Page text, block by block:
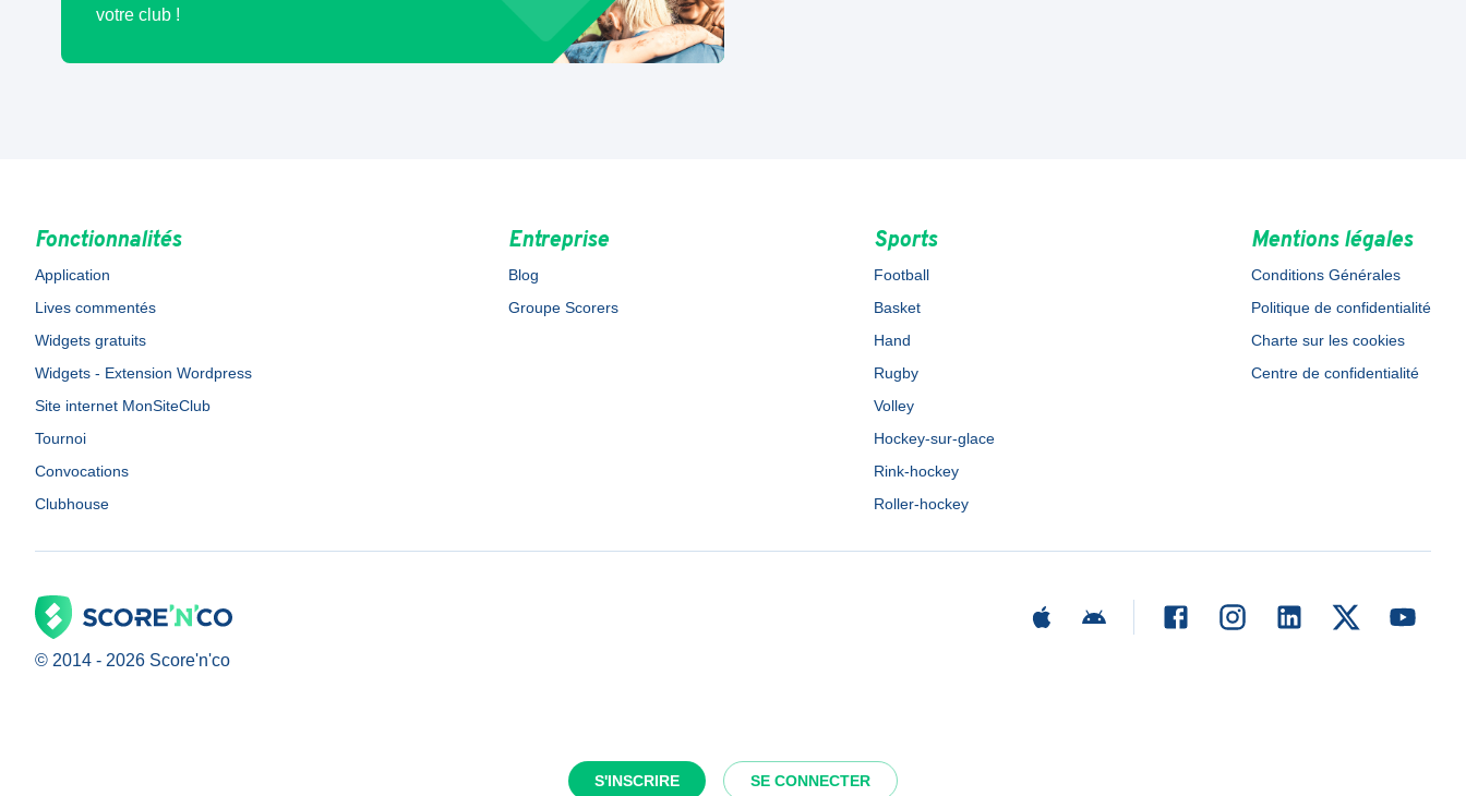
S'INSCRIRE SE CONNECTER
votre club !
Fonctionnalités
Application
Lives commentés
Widgets gratuits
Widgets - Extension Wordpress
Site internet MonSiteClub
Tournoi
Convocations
Clubhouse
Entreprise
Blog
Groupe Scorers
Sports
Football
Basket
Hand
Rugby
Volley
Hockey-sur-glace
Rink-hockey
Roller-hockey
Mentions légales
Conditions Générales
Politique de confidentialité
Charte sur les cookies
Centre de confidentialité
© 2014 - 2026 Score'n'co